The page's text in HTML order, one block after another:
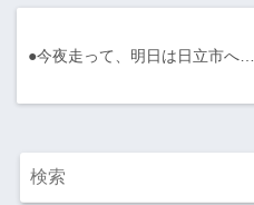
●今夜走って、明日は日立市へ…